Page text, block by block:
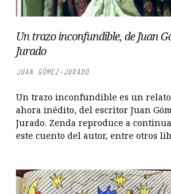
Un trazo inconfundible, de Juan
Jurado
JUAN GÓMEZ-JURADO
Un trazo inconfundible es un
ahora inédito, del escritor Juan
Jurado. Zenda reproduce a
este cuento del autor, entre otros